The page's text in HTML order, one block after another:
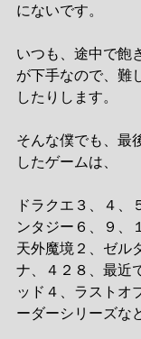
にないです。
いつも、途中で飽
が下手なので、難
したりします。
そんな僕でも、最
したゲームは、
ドラクエ３、４、
ンタジー６、９、
天外魔境２、ゼル
ナ、４２８、最近
ッド４、ラストオ
ーダーシリーズな